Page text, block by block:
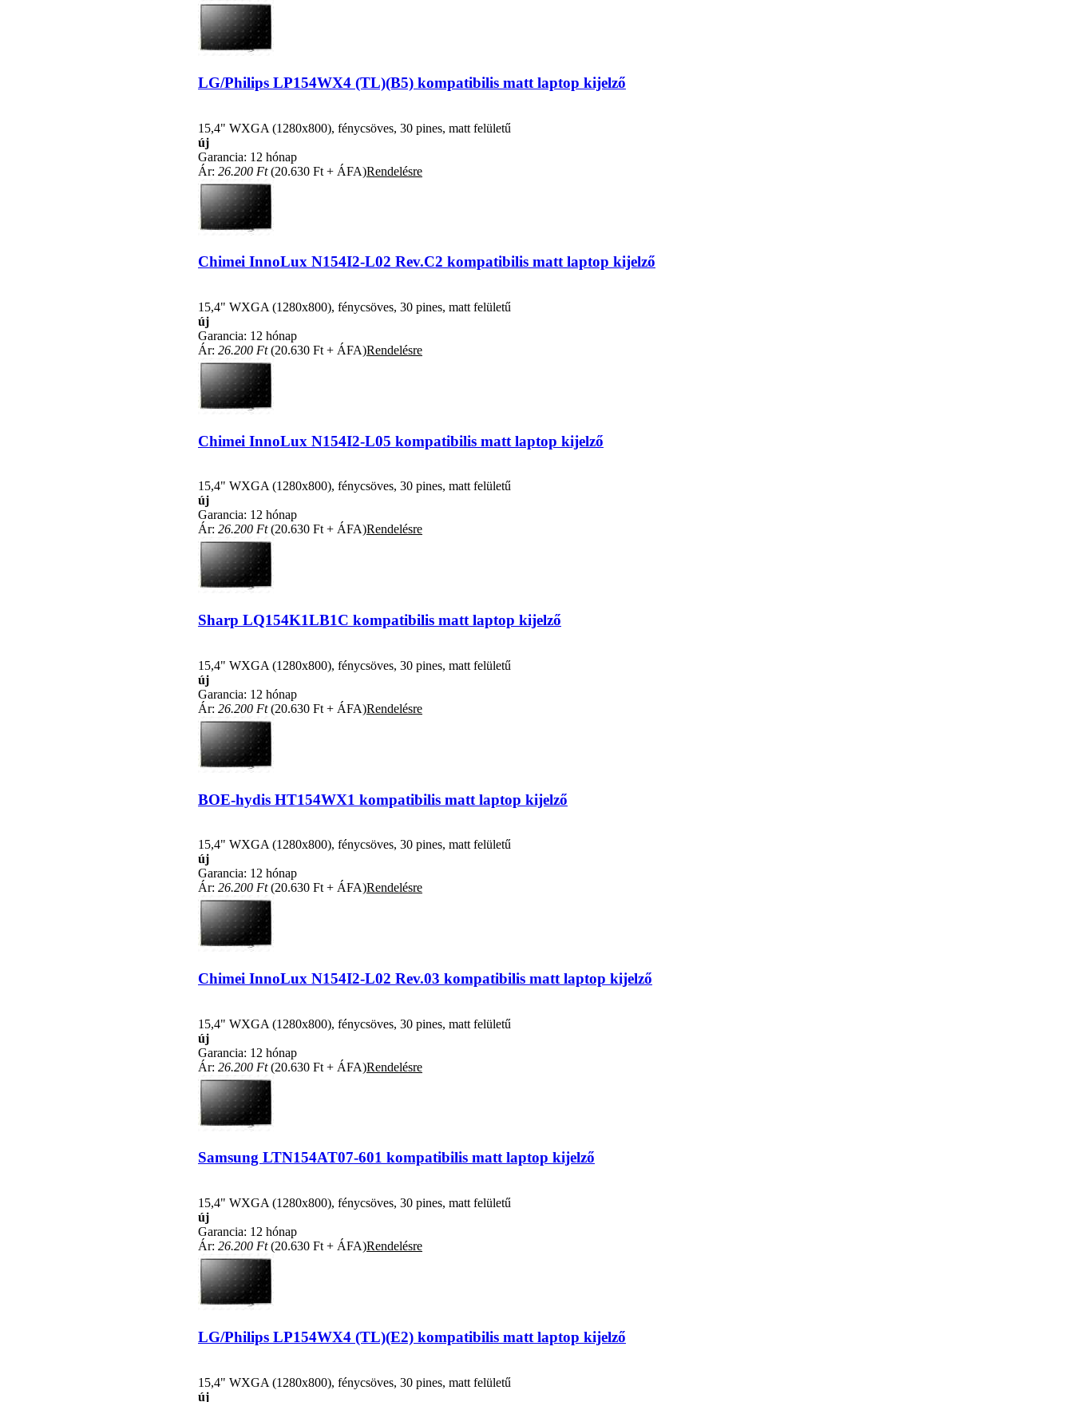
LG/Philips LP154WX4 (TL)(B5) kompatibilis matt laptop kijelző
15,4" WXGA (1280x800), fénycsöves, 30 pines, matt felületű
új
Garancia: 12 hónap
Ár: 26.200 Ft(20.630 Ft + ÁFA)Rendelésre
Chimei InnoLux N154I2-L02 Rev.C2 kompatibilis matt laptop kijelző
15,4" WXGA (1280x800), fénycsöves, 30 pines, matt felületű
új
Garancia: 12 hónap
Ár: 26.200 Ft(20.630 Ft + ÁFA)Rendelésre
Chimei InnoLux N154I2-L05 kompatibilis matt laptop kijelző
15,4" WXGA (1280x800), fénycsöves, 30 pines, matt felületű
új
Garancia: 12 hónap
Ár: 26.200 Ft(20.630 Ft + ÁFA)Rendelésre
Sharp LQ154K1LB1C kompatibilis matt laptop kijelző
15,4" WXGA (1280x800), fénycsöves, 30 pines, matt felületű
új
Garancia: 12 hónap
Ár: 26.200 Ft(20.630 Ft + ÁFA)Rendelésre
BOE-hydis HT154WX1 kompatibilis matt laptop kijelző
15,4" WXGA (1280x800), fénycsöves, 30 pines, matt felületű
új
Garancia: 12 hónap
Ár: 26.200 Ft(20.630 Ft + ÁFA)Rendelésre
Chimei InnoLux N154I2-L02 Rev.03 kompatibilis matt laptop kijelző
15,4" WXGA (1280x800), fénycsöves, 30 pines, matt felületű
új
Garancia: 12 hónap
Ár: 26.200 Ft(20.630 Ft + ÁFA)Rendelésre
Samsung LTN154AT07-601 kompatibilis matt laptop kijelző
15,4" WXGA (1280x800), fénycsöves, 30 pines, matt felületű
új
Garancia: 12 hónap
Ár: 26.200 Ft(20.630 Ft + ÁFA)Rendelésre
LG/Philips LP154WX4 (TL)(E2) kompatibilis matt laptop kijelző
15,4" WXGA (1280x800), fénycsöves, 30 pines, matt felületű
új